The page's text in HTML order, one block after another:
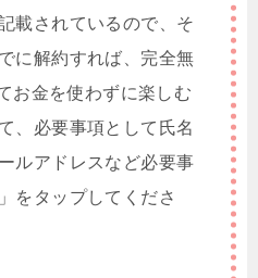
載されているので、そ
に解約すれば、完全無
お金を使わずに楽しむ
、必要事項として氏名
ルアドレスなど必要事
をタップしてくださ